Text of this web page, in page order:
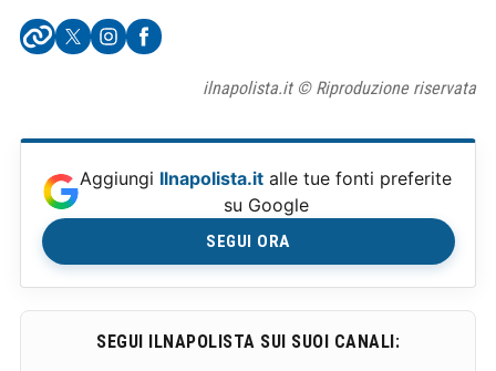
ilnapolista.it © Riproduzione riservata
Aggiungi Ilnapolista.it alle tue fonti preferite
su Google
SEGUI ORA
SEGUI ILNAPOLISTA SUI SUOI CANALI: